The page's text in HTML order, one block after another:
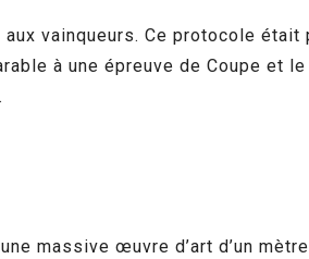
vainqueurs. Ce protocole
à une épreuve de Coupe et
massive œuvre d’art d’un